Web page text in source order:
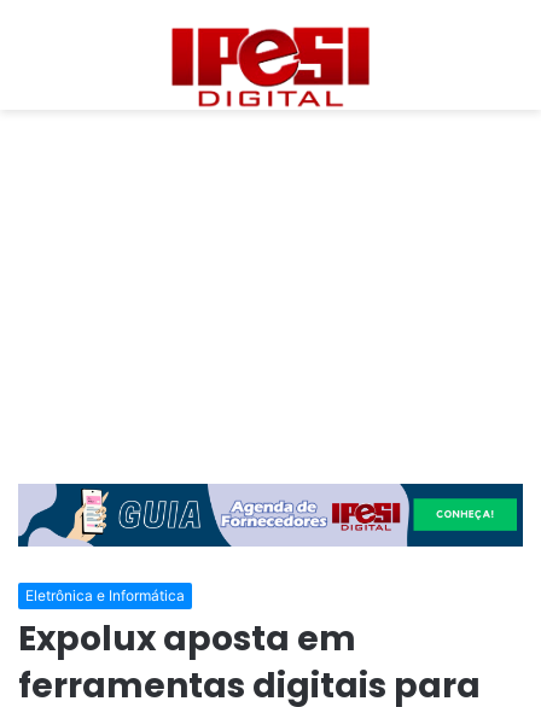
Eletrônica e Informática
Expolux aposta em
ferramentas digitais para